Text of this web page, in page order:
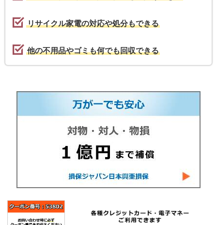
リサイクル家電の対応や処分もできる
他の不用品やゴミも何でも回収できる